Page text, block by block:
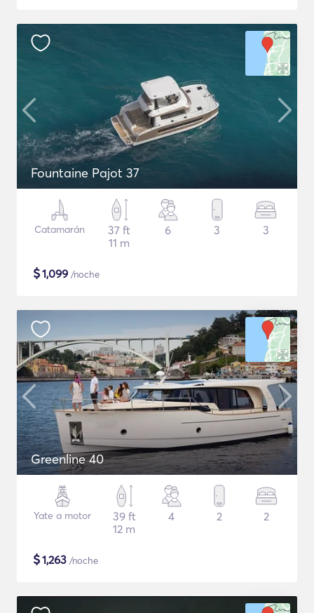
Fountaine Pajot 37
Catamarán
37 ft
11 m
6 3 3
$1,099 /noche
Greenline 40
Yate a motor
39 ft
12 m
4 2 2
$1,263 /noche